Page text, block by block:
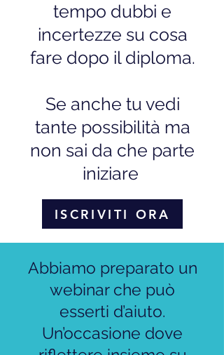
tempo dubbi e
incertezze su cosa
fare dopo il diploma.
Se anche tu vedi
tante possibilità ma
non sai da che parte
iniziare
ISCRIVITI ORA
Abbiamo preparato un
webinar che può
esserti d’aiuto.
Un’occasione dove